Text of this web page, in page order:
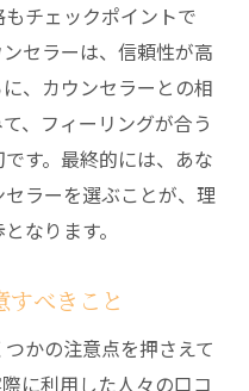
チェックポイントで
セラーは、信頼性が高
、カウンセラーとの相
、フィーリングが合う
す。最終的には、あな
ラーを選ぶことが、理
なります。
べきこと
かの注意点を押さえて
に利用した人々の口コ